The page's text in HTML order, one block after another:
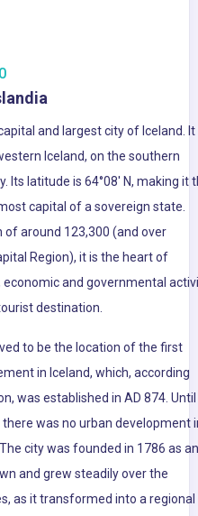
and largest city of Iceland. It
Iceland, on the southern
Its latitude is 64°08' N, making it
capital of a sovereign state.
of around 123,300 (and over
Region), it is the heart of
economic and governmental
destination.
to be the location of the first
in Iceland, which, according
was established in AD 874. Until
was no urban development
city was founded in 1786 as an
and grew steadily over the
as it transformed into a regional